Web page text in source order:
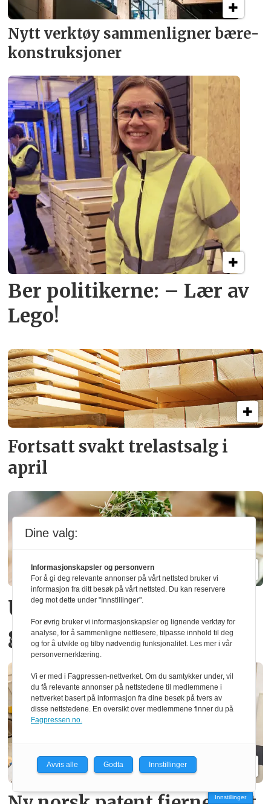
Nytt verktøy sammenligner bære­
konstruksjoner
Ber politikerne: – Lær av
Lego!
Fortsatt svakt trelastsalg i
april
Urter dyrket i norsk
gran
Innstillinger
Dine valg:
Informasjonskapsler og personvern
For å gi deg relevante annonser på vårt nettsted bruker vi
informasjon fra ditt besøk på vårt nettsted. Du kan reservere
deg mot dette under "Innstillinger".
For øvrig bruker vi informasjonskapsler og lignende verktøy for
analyse, for å sammenligne nettlesere, tilpasse innhold til deg
og for å utvikle og tilby nødvendig funksjonalitet. Les mer i vår
personvernerklæring.
Vi er med i Fagpressen-nettverket. Om du samtykker under, vil
du få relevante annonser på nettstedene til medlemmene i
nettverket basert på informasjon fra dine besøk på tvers av
disse nettstedene. En oversikt over medlemmene finner du på
Fagpressen.no.
Avvis alle Godta Innstillinger